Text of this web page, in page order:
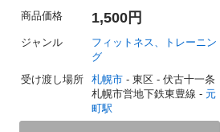
商品価格 1,500円
ジャンル
フィットネス、トレーニン
グ
受け渡し場所
札幌市 - 東区 - 伏古十一条
札幌市営地下鉄東豊線 - 元
町駅